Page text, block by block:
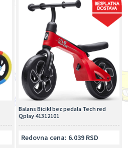
Balans Bicikl bez pedala Tech red
Qplay 41312101
Redovna cena: 6.039 RSD